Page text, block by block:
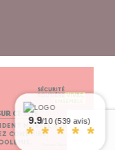
9.9/10 (539 avis)
* * * * *